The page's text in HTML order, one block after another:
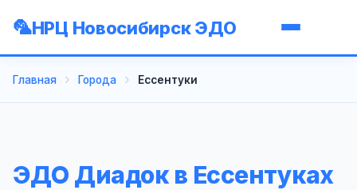
НРЦ Новосибирск ЭДО
Главная Города Ессентуки
ЭДО Диадок в Ессентуках